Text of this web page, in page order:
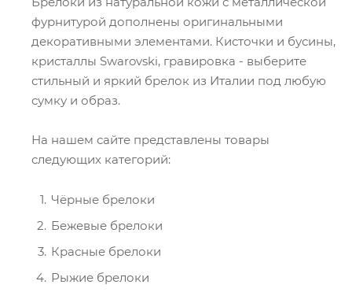
фурнитурой дополнены оригинальными
декоративными элементами. Кисточки и бусины,
кристаллы Swarovski, гравировка - выберите
стильный и яркий брелок из Италии под любую
сумку и образ.
На нашем сайте представлены товары
следующих категорий:
Чёрные брелоки
Бежевые брелоки
Красные брелоки
Рыжие брелоки